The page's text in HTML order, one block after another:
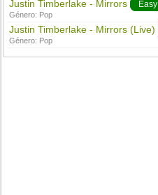
Justin Timberlake - Mirrors Easy
Género: Pop
Justin Timberlake - Mirrors (Live)
Género: Pop